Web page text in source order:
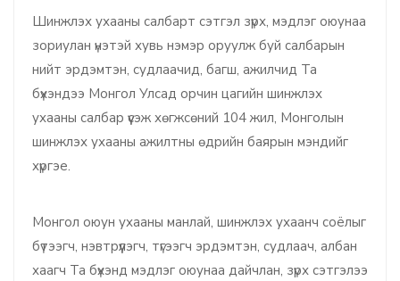
Шинжлэх ухааны салбарт сэтгэл зүрх, мэдлэг оюунаа
зориулан үнэтэй хувь нэмэр оруулж буй салбарын
нийт эрдэмтэн, судлаачид, багш, ажилчид Та
бүхэндээ Монгол Улсад орчин цагийн шинжлэх
ухааны салбар үүсэж хөгжсөний 104 жил, Монголын
шинжлэх ухааны ажилтны өдрийн баярын мэндийг
хүргэе.
Монгол оюун ухааны манлай, шинжлэх ухаанч соёлыг
бүтээгч, нэвтрүүлэгч, түгээгч эрдэмтэн, судлаач, албан
хаагч Та бүхэнд мэдлэг оюунаа дайчлан, зүрх сэтгэлээ